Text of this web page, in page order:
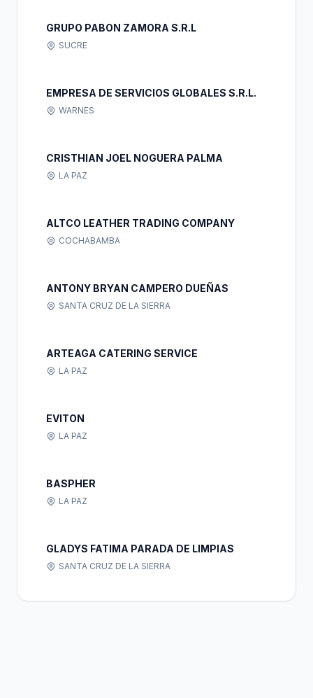
GRUPO PABON ZAMORA S.R.L
SUCRE
EMPRESA DE SERVICIOS GLOBALES S.R.L.
WARNES
CRISTHIAN JOEL NOGUERA PALMA
LA PAZ
ALTCO LEATHER TRADING COMPANY
COCHABAMBA
ANTONY BRYAN CAMPERO DUEÑAS
SANTA CRUZ DE LA SIERRA
ARTEAGA CATERING SERVICE
LA PAZ
EVITON
LA PAZ
BASPHER
LA PAZ
GLADYS FATIMA PARADA DE LIMPIAS
SANTA CRUZ DE LA SIERRA